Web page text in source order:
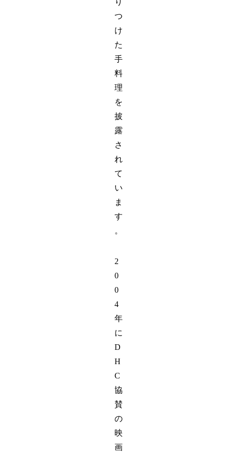
り
つ
け
た
手
料
理
を
披
露
さ
れ
て
い
ま
す
。
2
0
0
4
年
に
D
H
C
協
賛
の
映
画